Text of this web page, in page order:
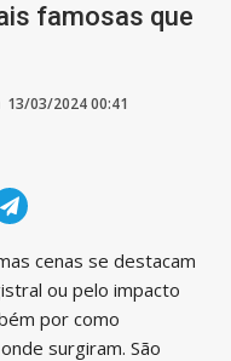
famosas que
13/03/2024 00:41
cenas se destacam
ou pelo impacto
por como
surgiram. São